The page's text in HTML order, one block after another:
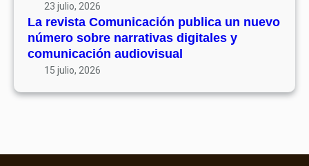
23 julio, 2026
La revista Comunicación publica un nuevo
número sobre narrativas digitales y
comunicación audiovisual
15 julio, 2026